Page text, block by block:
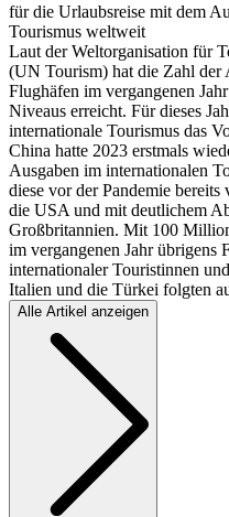
für die Urlaubsreise mit dem
Tourismus weltweit
Laut der Weltorganisation für
(UN Tourism) hat die Zahl der
Flughäfen im vergangenen
Niveaus erreicht. Für dieses
internationale Tourismus das
China hatte 2023 erstmals
Ausgaben im internationalen
diese vor der Pandemie
die USA und mit deutlichem
Großbritannien. Mit 100
im vergangenen Jahr übrigens
internationaler Touristinnen
Italien und die Türkei folgten
Alle Artikel anzeigen